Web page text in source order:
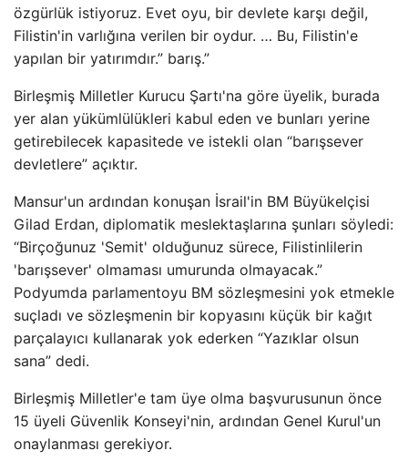
özgürlük istiyoruz. Evet oyu, bir devlete karşı değil,
Filistin'in varlığına verilen bir oydur. … Bu, Filistin'e
yapılan bir yatırımdır.” barış.”
Birleşmiş Milletler Kurucu Şartı'na göre üyelik, burada
yer alan yükümlülükleri kabul eden ve bunları yerine
getirebilecek kapasitede ve istekli olan “barışsever
devletlere” açıktır.
Mansur'un ardından konuşan İsrail'in BM Büyükelçisi
Gilad Erdan, diplomatik meslektaşlarına şunları söyledi:
“Birçoğunuz 'Semit' olduğunuz sürece, Filistinlilerin
'barışsever' olmaması umurunda olmayacak.”
Podyumda parlamentoyu BM sözleşmesini yok etmekle
suçladı ve sözleşmenin bir kopyasını küçük bir kağıt
parçalayıcı kullanarak yok ederken “Yazıklar olsun
sana” dedi.
Birleşmiş Milletler'e tam üye olma başvurusunun önce
15 üyeli Güvenlik Konseyi'nin, ardından Genel Kurul'un
onaylanması gerekiyor.